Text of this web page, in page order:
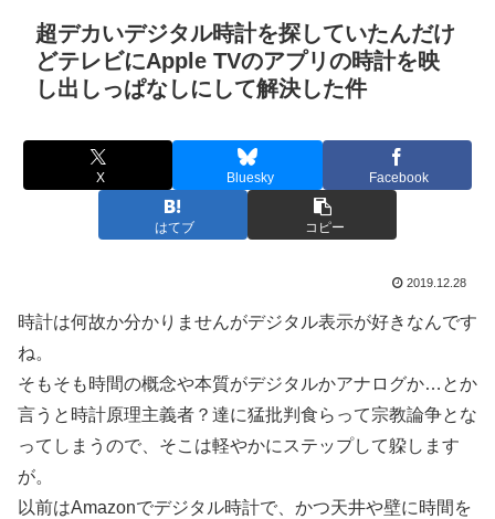
超デカいデジタル時計を探していたんだけ
どテレビにApple TVのアプリの時計を映
し出しっぱなしにして解決した件
X Bluesky Facebook
はてブ コピー
2019.12.28
時計は何故か分かりませんがデジタル表示が好きなんです
ね。
そもそも時間の概念や本質がデジタルかアナログか…とか
言うと時計原理主義者？達に猛批判食らって宗教論争とな
ってしまうので、そこは軽やかにステップして躱します
が。
以前はAmazonでデジタル時計で、かつ天井や壁に時間を